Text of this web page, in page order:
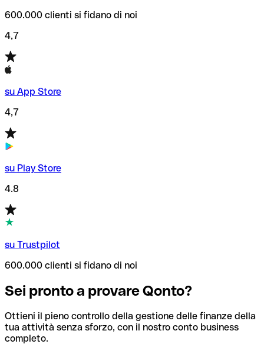
600.000 clienti si fidano di noi
4,7
su App Store
4,7
su Play Store
4.8
su Trustpilot
600.000 clienti si fidano di noi
Sei pronto a provare Qonto?
Ottieni il pieno controllo della gestione delle finanze della
tua attività senza sforzo, con il nostro conto business
completo.